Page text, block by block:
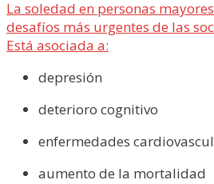
La soledad en personas
desafíos más urgentes de las
Está asociada a:
depresión
deterioro cognitivo
enfermedades
aumento de la mortalidad